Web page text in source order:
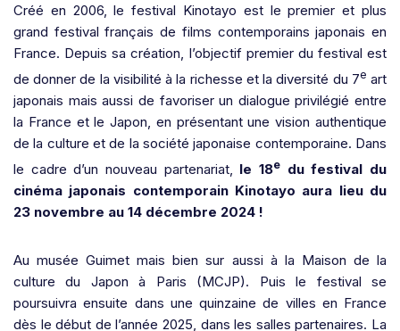
Créé en 2006, le festival Kinotayo est le premier et plus
grand festival français de films contemporains japonais en
France. Depuis sa création, l’objectif premier du festival est
de donner de la visibilité à la richesse et la diversité du 7e art
japonais mais aussi de favoriser un dialogue privilégié entre
la France et le Japon, en présentant une vision authentique
de la culture et de la société japonaise contemporaine. Dans
le cadre d’un nouveau partenariat, le 18e du festival du
cinéma japonais contemporain Kinotayo aura lieu du
23 novembre au 14 décembre 2024 !
Au musée Guimet mais bien sur aussi à la Maison de la
culture du Japon à Paris (MCJP). Puis le festival se
poursuivra ensuite dans une quinzaine de villes en France
dès le début de l’année 2025, dans les salles partenaires. La